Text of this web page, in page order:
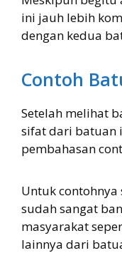
ini jauh lebih
dengan kedua
Contoh
Setelah melihat
sifat dari batuan
pembahasan
Untuk
sudah sangat
masyarakat
lainnya dari